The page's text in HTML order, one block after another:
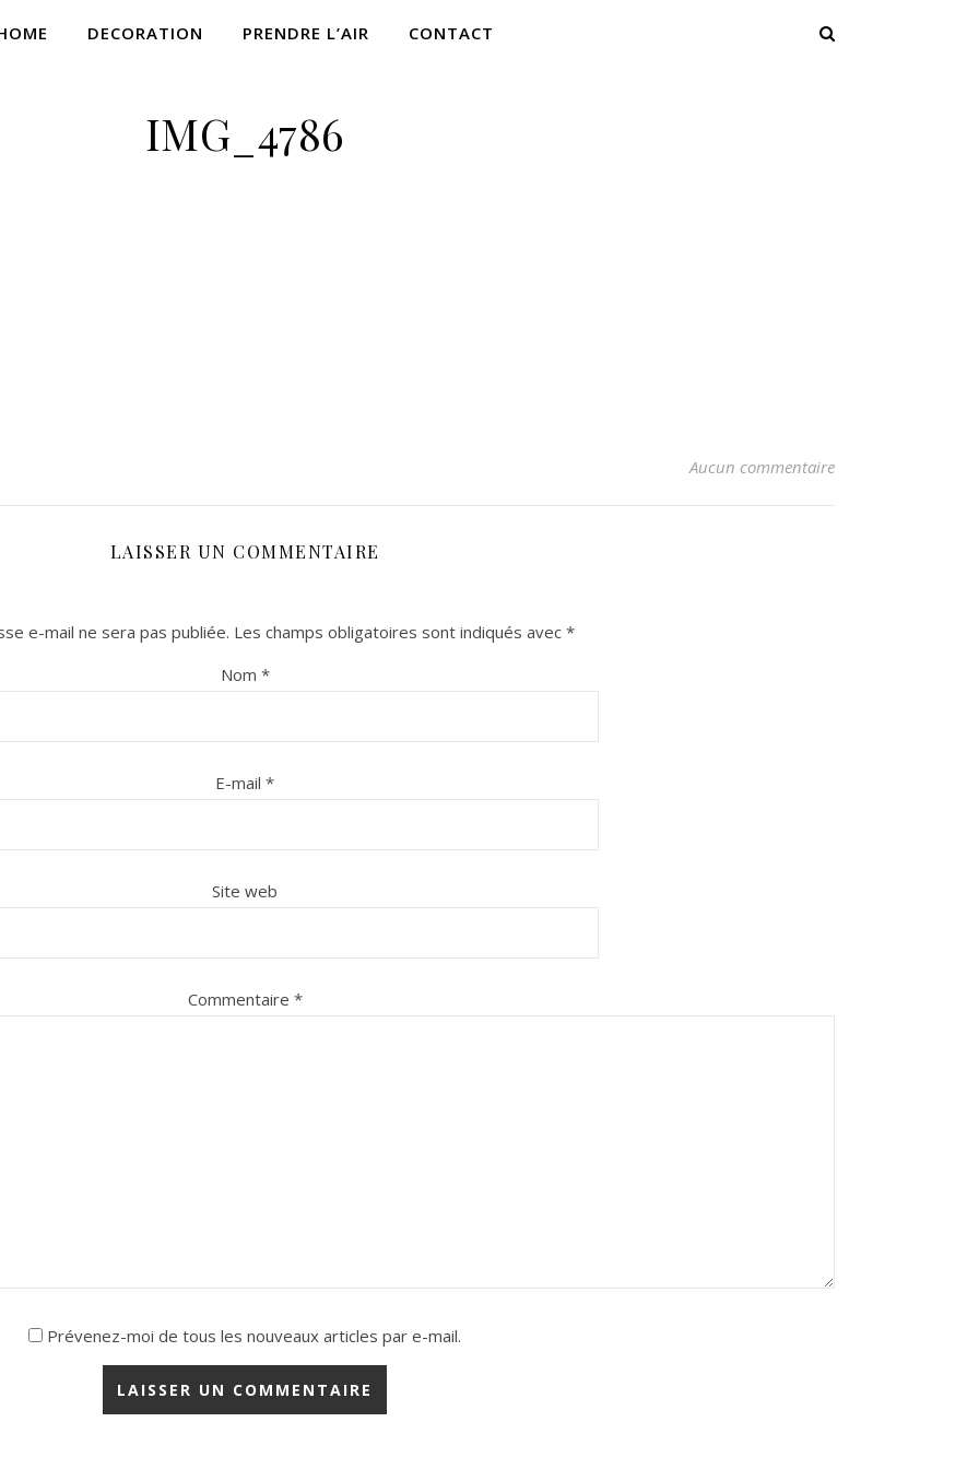
DECORATION PRENDRE L’AIR CONTACT
IMG_4786
Aucun commentaire
LAISSER UN COMMENTAIRE
e-mail ne sera pas publiée. Les champs obligatoires sont indiqués avec *
Nom *
E-mail *
Site web
Commentaire *
Prévenez-moi de tous les nouveaux articles par e-mail.